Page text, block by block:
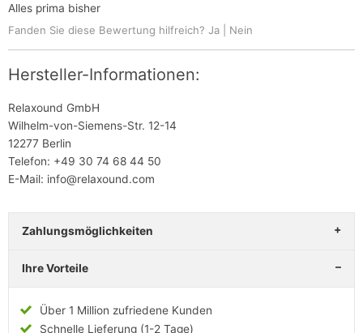
Alles prima bisher
Fanden Sie diese Bewertung hilfreich? Ja Nein
Hersteller-Informationen:
Relaxound GmbH
Wilhelm-von-Siemens-Str. 12-14
12277 Berlin
Telefon: +49 30 74 68 44 50
E-Mail: info@relaxound.com
Zahlungsmöglichkeiten
Ihre Vorteile
Über 1 Million zufriedene Kunden
Schnelle Lieferung (1-2 Tage)